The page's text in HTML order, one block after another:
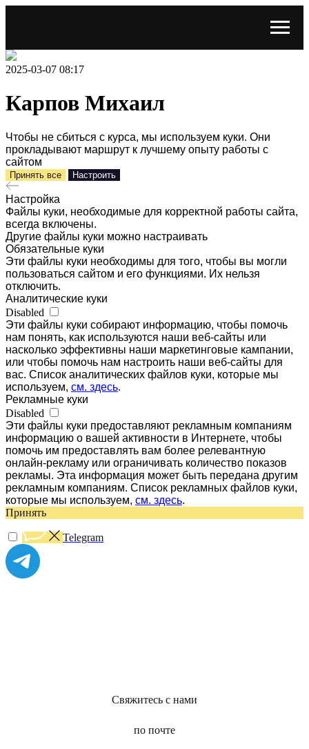
2025-03-07 08:17
Карпов Михаил
Чтобы не сбиться с курса, мы используем куки. Они
прокладывают маршрут к лучшему опыту работы с
сайтом
Принять все Настроить
Настройка
Файлы куки, необходимые для корректной работы сайта,
всегда включены.
Другие файлы куки можно настраивать
Обязательные куки
Эти файлы куки необходимы для того, чтобы вы могли
пользоваться сайтом и его функциями. Их нельзя
отключить.
Аналитические куки
Disabled
Эти файлы куки собирают информацию, чтобы помочь
нам понять, как используются наши веб-сайты или
насколько эффективны наши маркетинговые кампании,
или чтобы помочь нам настроить наши веб-сайты для
вас. Список аналитических файлов куки, которые мы
используем, см. здесь.
Рекламные куки
Disabled
Эти файлы куки предоставляют рекламным компаниям
информацию о вашей активности в Интернете, чтобы
помочь им предоставлять вам более релевантную
онлайн-рекламу или ограничивать количество показов
рекламы. Эта информация может быть передана другим
рекламным компаниям. Список рекламных файлов куки,
которые мы используем, см. здесь.
Принять
Telegram
Свяжитесь с нами
по почте